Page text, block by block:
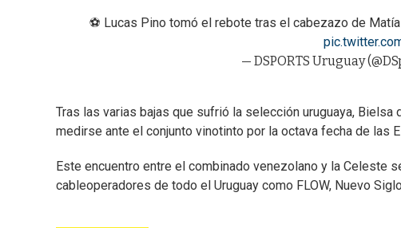
⚽ Lucas Pino tomó el rebote tras el cabezazo de
— DSPORTS Uruguay
Tras las varias bajas que sufrió la selección uruguaya,
medirse ante el conjunto vinotinto por la octava fecha de las
Este encuentro entre el combinado venezolano y la Celeste
cableoperadores de todo el Uruguay como FLOW, Nuevo